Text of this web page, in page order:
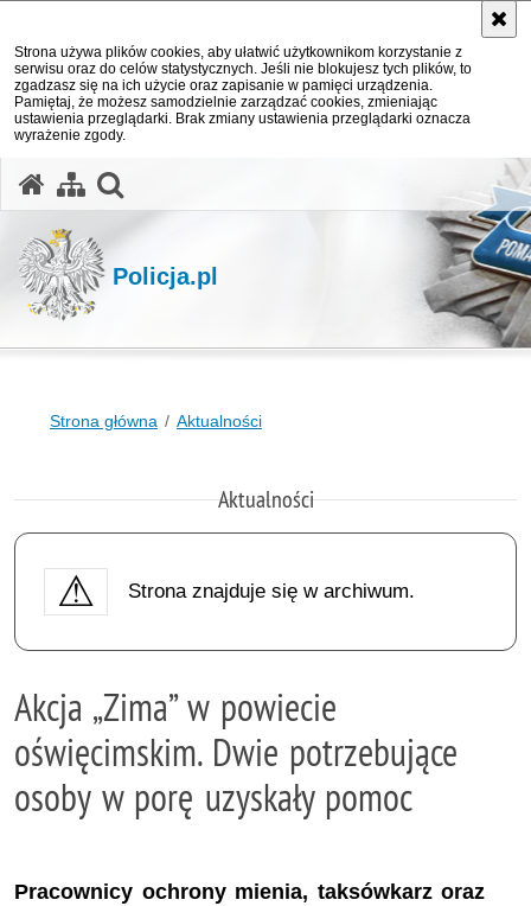
Strona używa plików cookies, aby ułatwić użytkownikom korzystanie z
serwisu oraz do celów statystycznych. Jeśli nie blokujesz tych plików, to
zgadzasz się na ich użycie oraz zapisanie w pamięci urządzenia.
Pamiętaj, że możesz samodzielnie zarządzać cookies, zmieniając
ustawienia przeglądarki. Brak zmiany ustawienia przeglądarki oznacza
wyrażenie zgody.
Policja.pl
Strona główna Aktualności
Aktualności
Strona znajduje się w archiwum.
Akcja „Zima” w powiecie
oświęcimskim. Dwie potrzebujące
osoby w porę uzyskały pomoc
Pracownicy ochrony mienia, taksówkarz oraz